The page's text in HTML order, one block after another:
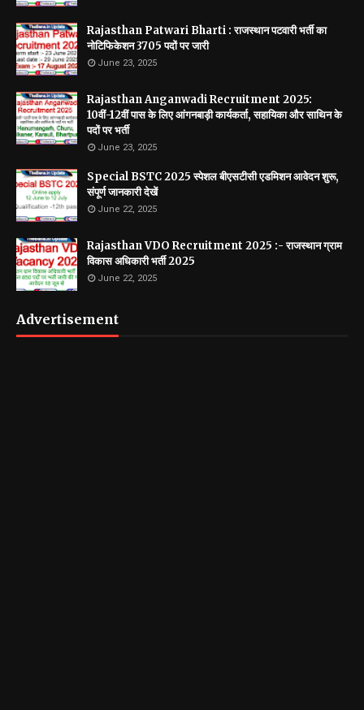
Rajasthan Patwari Bharti : राजस्थान पटवारी भर्ती का
नोटिफिकेशन 3705 पदों पर जारी
June 23, 2025
Rajasthan Anganwadi Recruitment 2025:
10वीं-12वीं पास के लिए आंगनबाड़ी कार्यकर्ता, सहायिका और साथिन के
पदों पर भर्ती
June 23, 2025
Special BSTC 2025 स्पेशल बीएसटीसी एडमिशन आवेदन शुरू,
संपूर्ण जानकारी देखें
June 22, 2025
Rajasthan VDO Recruitment 2025 :- राजस्थान ग्राम
विकास अधिकारी भर्ती 2025
June 22, 2025
Advertisement